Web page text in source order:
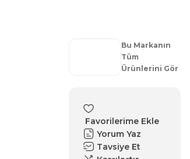
Bu Markanın
Tüm
Ürünlerini Gör
Yorum Yaz
Tavsiye Et